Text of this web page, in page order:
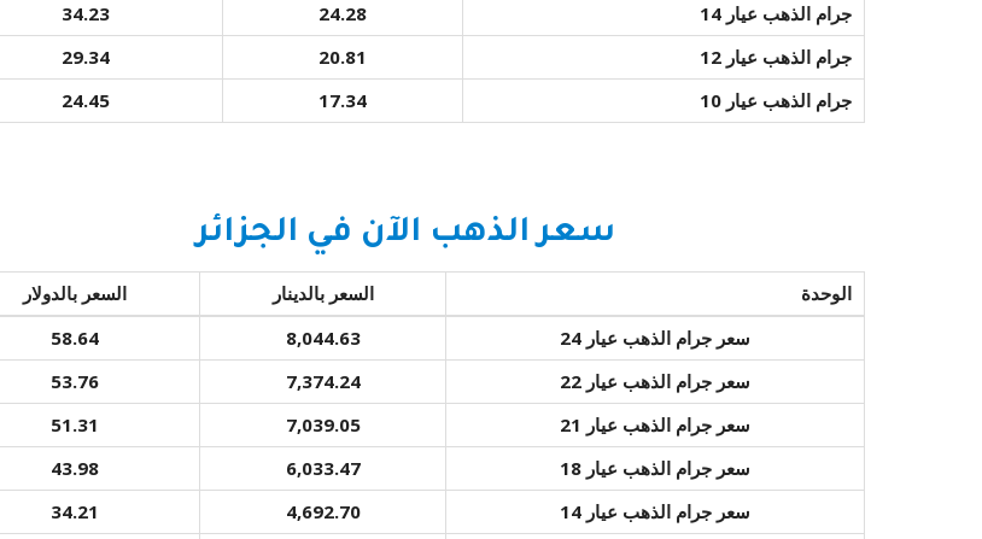
جرام الذهب عيار 14
24.28
34.23
جرام الذهب عيار 12
20.81
29.34
جرام الذهب عيار 10
17.34
24.45
سعر الذهب الآن في الجزائر
الوحدة السعر بالدينار
السعر بالدولار
سعر جرام الذهب عيار 24
8,044.63
58.64
سعر جرام الذهب عيار 22
7,374.24
53.76
سعر جرام الذهب عيار 21
7,039.05
51.31
سعر جرام الذهب عيار 18
6,033.47
43.98
سعر جرام الذهب عيار 14
4,692.70
34.21